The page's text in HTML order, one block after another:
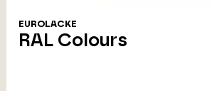
EUROLACKE
RAL Colours